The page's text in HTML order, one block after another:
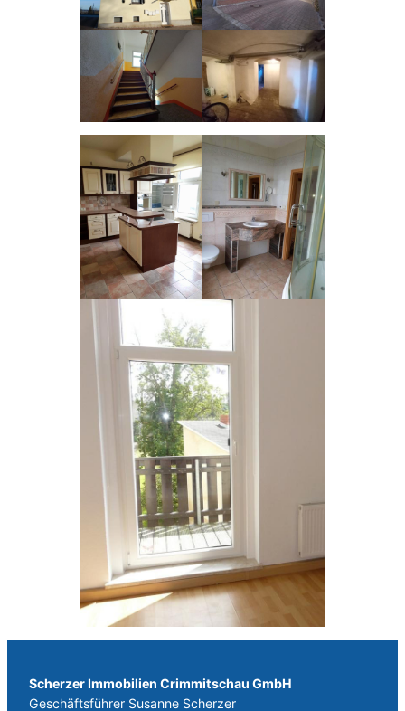
Scherzer Immobilien Crimmitschau GmbH
Geschäftsführer Susanne Scherzer